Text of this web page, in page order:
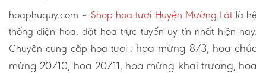
hoaphuquy.com – Shop hoa tươi Huyện Mường Lát là hệ
thống điện hoa, đặt hoa trực tuyến uy tín nhất hiện nay.
Chuyên cung cấp hoa tươi : hoa mừng 8/3, hoa chúc
mừng 20/10, hoa 20/11, hoa mừng khai trương, hoa